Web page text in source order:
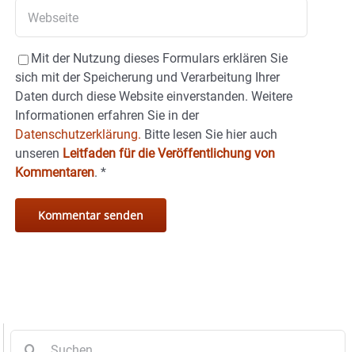
Mit der Nutzung dieses Formulars erklären Sie
sich mit der Speicherung und Verarbeitung Ihrer
Daten durch diese Website einverstanden. Weitere
Informationen erfahren Sie in der
Datenschutzerklärung. Bitte lesen Sie hier auch
unseren Leitfaden für die Veröffentlichung von
Kommentaren. *